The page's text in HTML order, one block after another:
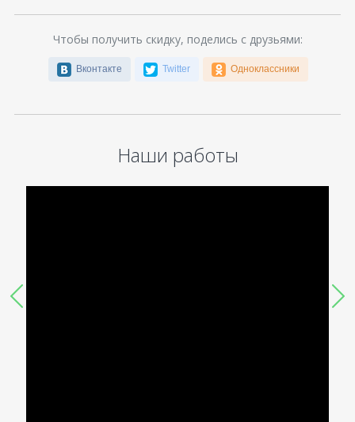
Чтобы получить скидку, поделись с друзьями:
Вконтакте Twitter Одноклассники
Наши работы